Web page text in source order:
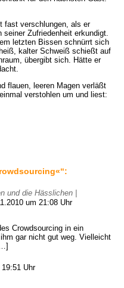
fast verschlungen, als er
Zufriedenheit erkundigt.
letzten Bissen schnürrt sich
kalter Schweiß schießt auf
übergibt sich. Hätte er
flauen, leeren Magen verläßt
verstohlen um und liest:
und die Hässlichen |
um 21:08 Uhr
Crowdsourcing in ein
gar nicht gut weg. Vielleicht
Uhr